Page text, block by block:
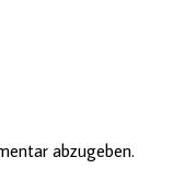
abzugeben.